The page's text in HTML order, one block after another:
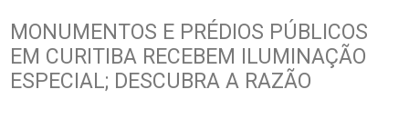
MONUMENTOS E PRÉDIOS PÚBLICOS
EM CURITIBA RECEBEM ILUMINAÇÃO
ESPECIAL; DESCUBRA A RAZÃO